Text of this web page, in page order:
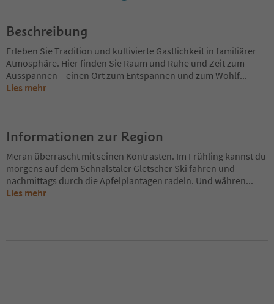
Beschreibung
Erleben Sie Tradition und kultivierte Gastlichkeit in familiärer
Atmosphäre. Hier finden Sie Raum und Ruhe und Zeit zum
Ausspannen – einen Ort zum Entspannen und zum Wohlf...
Lies mehr
Informationen zur Region
Meran überrascht mit seinen Kontrasten. Im Frühling kannst du
morgens auf dem Schnalstaler Gletscher Ski fahren und
nachmittags durch die Apfelplantagen radeln. Und währen...
Lies mehr